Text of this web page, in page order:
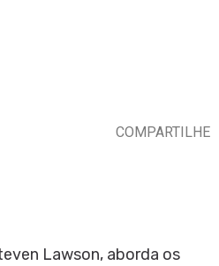
COMPARTILHE
Lawson, aborda os